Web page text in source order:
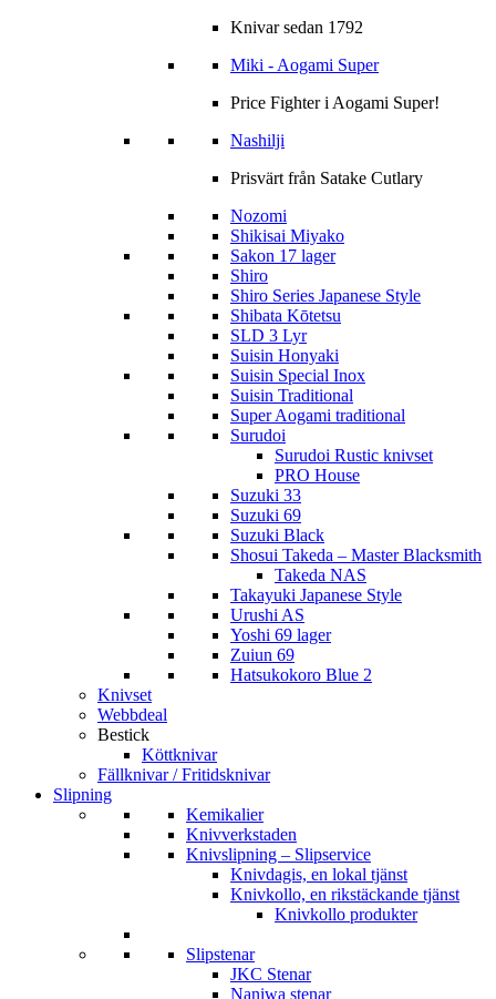
Knivar sedan 1792
Miki - Aogami Super
Price Fighter i Aogami Super!
Nashilji
Prisvärt från Satake Cutlary
Nozomi
Shikisai Miyako
Sakon 17 lager
Shiro
Shiro Series Japanese Style
Shibata Kōtetsu
SLD 3 Lyr
Suisin Honyaki
Suisin Special Inox
Suisin Traditional
Super Aogami traditional
Surudoi
Surudoi Rustic knivset
PRO House
Suzuki 33
Suzuki 69
Suzuki Black
Shosui Takeda – Master Blacksmith
Takeda NAS
Takayuki Japanese Style
Urushi AS
Yoshi 69 lager
Zuiun 69
Hatsukokoro Blue 2
Knivset
Webbdeal
Bestick
Köttknivar
Fällknivar / Fritidsknivar
Slipning
Kemikalier
Knivverkstaden
Knivslipning – Slipservice
Knivdagis, en lokal tjänst
Knivkollo, en rikstäckande tjänst
Knivkollo produkter
Slipstenar
JKC Stenar
Naniwa stenar